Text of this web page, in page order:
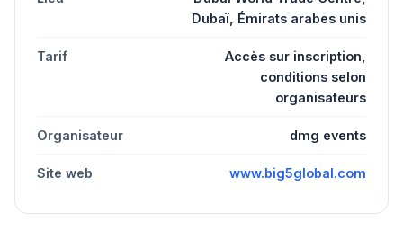
Dubaï, Émirats arabes unis
Tarif
Accès sur inscription,
conditions selon
organisateurs
Organisateur dmg events
Site web www.big5global.com